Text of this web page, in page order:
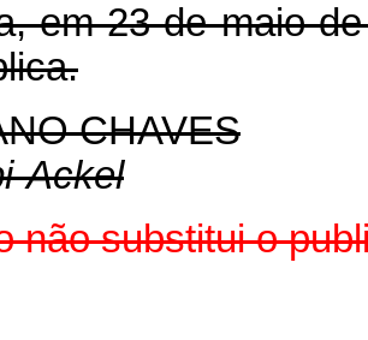
em 23 de maio
CHAVES
Ackel
não substitui o